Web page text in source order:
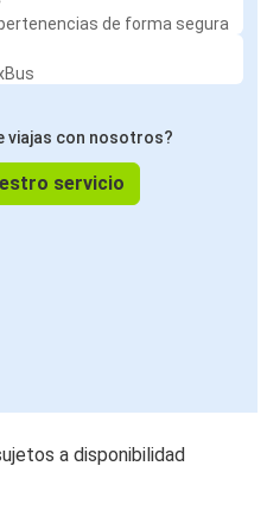
de forma segura
viajas con nosotros?
servicio
a disponibilidad